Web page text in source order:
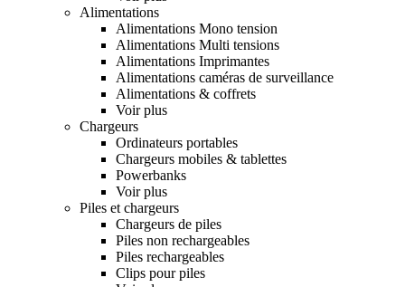
Alimentations
Alimentations Mono tension
Alimentations Multi tensions
Alimentations Imprimantes
Alimentations caméras de surveillance
Alimentations & coffrets
Voir plus
Chargeurs
Ordinateurs portables
Chargeurs mobiles & tablettes
Powerbanks
Voir plus
Piles et chargeurs
Chargeurs de piles
Piles non rechargeables
Piles rechargeables
Clips pour piles